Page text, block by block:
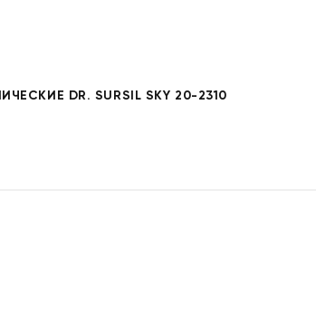
DR. SURSIL SKY 20-2310